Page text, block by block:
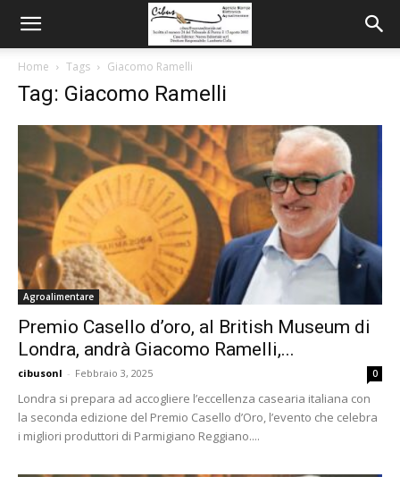
Home Tags Giacomo Ramelli
Tag: Giacomo Ramelli
Agroalimentare
Premio Casello d’oro, al British Museum di
Londra, andrà Giacomo Ramelli,...
cibusonl - Febbraio 3, 2025 0
Londra si prepara ad accogliere l’eccellenza casearia italiana con
la seconda edizione del Premio Casello d’Oro, l’evento che celebra
i migliori produttori di Parmigiano Reggiano....